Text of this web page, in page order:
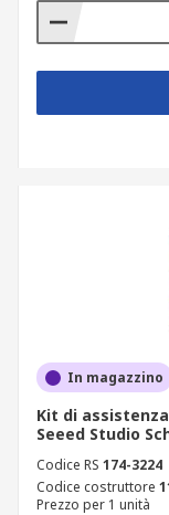
In magazzino
Kit di
Seeed Studio
Codice RS 174-3224
Codice costruttore
Prezzo per 1 unità